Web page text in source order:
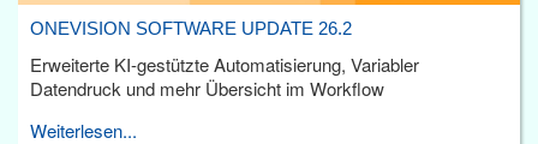
ONEVISION SOFTWARE UPDATE 26.2
Erweiterte KI-gestützte Automatisierung, Variabler
Datendruck und mehr Übersicht im Workflow
Weiterlesen...